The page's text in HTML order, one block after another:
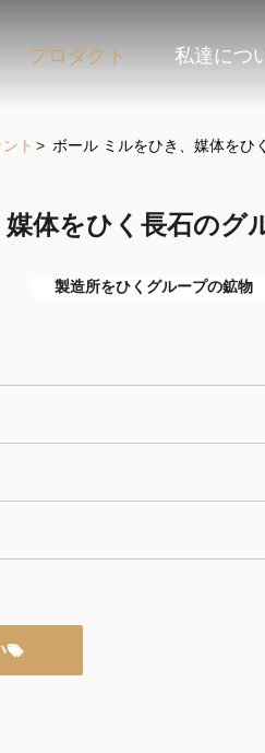
プロダクト 私達につ
ト > ボール ミルをひき、媒体をひ
体をひく長石のグ
製造所をひくグループの鉱物